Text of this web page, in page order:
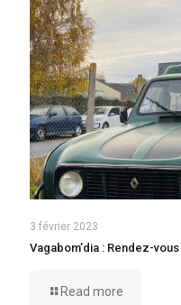
3 février 2023
Vagabom’dia : Rendez-
Read more